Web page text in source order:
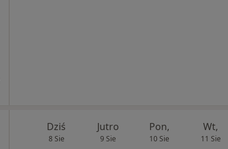
Dziś
8 Sie
Jutro
9 Sie
Pon,
10 Sie
Wt,
11 Sie